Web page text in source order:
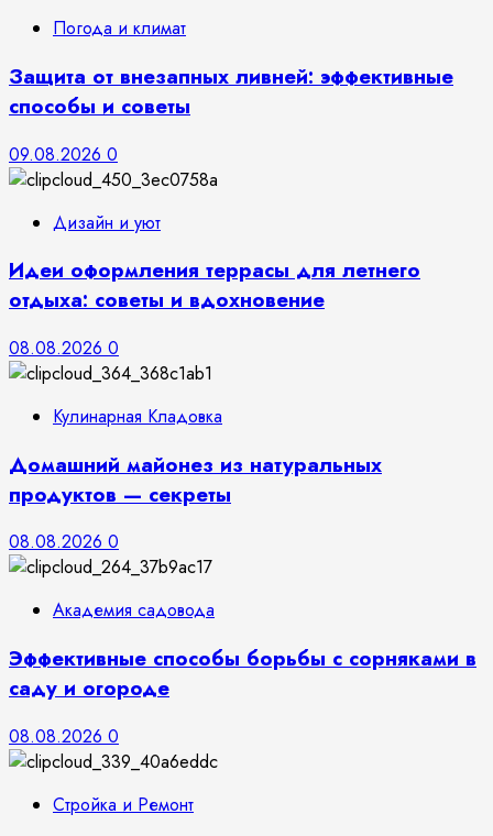
Погода и климат
Защита от внезапных ливней: эффективные
способы и советы
09.08.2026 0
Дизайн и уют
Идеи оформления террасы для летнего
отдыха: советы и вдохновение
08.08.2026 0
Кулинарная Кладовка
Домашний майонез из натуральных
продуктов — секреты
08.08.2026 0
Академия садовода
Эффективные способы борьбы с сорняками в
саду и огороде
08.08.2026 0
Стройка и Ремонт